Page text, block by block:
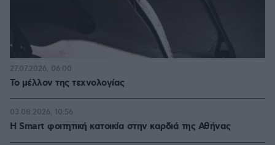
Το μέλλον της τεχνολογίας
27.07.2026, 06:00
Η Smart φοιτητική κατοικία στην καρδιά της Αθήνας
03.08.2026, 10:56